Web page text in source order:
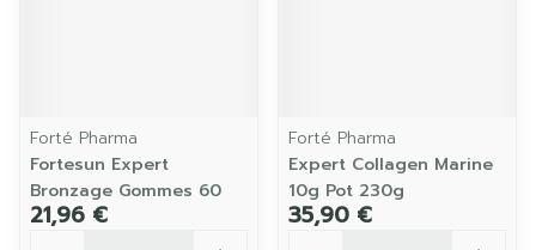
Forté Pharma
Fortesun Expert
Bronzage Gommes 60
21,96 €
Forté Pharma
Expert Collagen Marine
10g Pot 230g
35,90 €